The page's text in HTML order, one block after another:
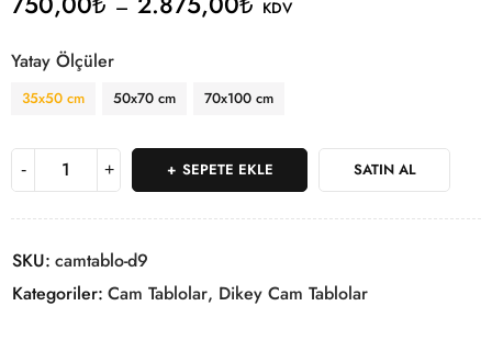
– KDV
Yatay Ölçüler
35x50 cm 50x70 cm 70x100 cm
SEPETE EKLE SATIN AL
SKU: camtablo-d9
Kategoriler: Cam Tablolar, Dikey Cam Tablolar